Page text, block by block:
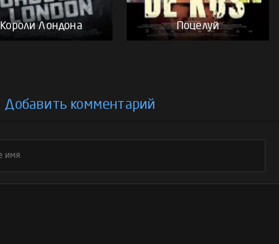
Короли Лондона Поцелуй
Добавить комментарий